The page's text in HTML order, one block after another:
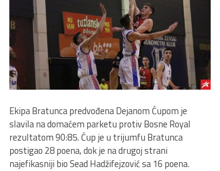
Ekipa Bratunca predvođena Dejanom Ćupom je
slavila na domaćem parketu protiv Bosne Royal
rezultatom 90:85. Ćup je u trijumfu Bratunca
postigao 28 poena, dok je na drugoj strani
najefikasniji bio Sead Hadžifejzović sa 16 poena.